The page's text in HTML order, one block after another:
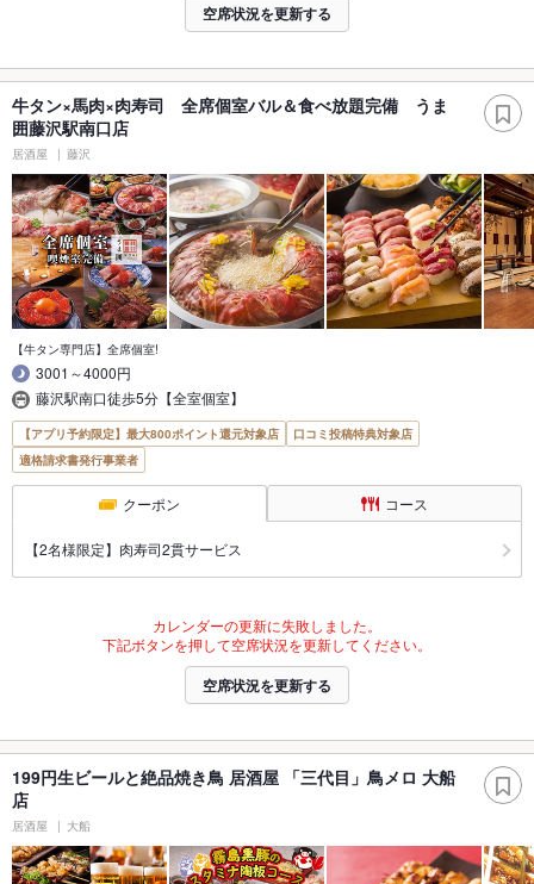
空席状況を更新する
牛タン×馬肉×肉寿司 全席個室バル＆食べ放題完備 うま
囲藤沢駅南口店
居酒屋 藤沢
【牛タン専門店】全席個室!
3001～4000円
藤沢駅南口徒歩5分【全室個室】
【アプリ予約限定】最大800ポイント還元対象店
口コミ投稿特典対象店
適格請求書発行事業者
クーポン コース
【2名様限定】肉寿司2貫サービス
カレンダーの更新に失敗しました。
下記ボタンを押して空席状況を更新してください。
空席状況を更新する
199円生ビールと絶品焼き鳥 居酒屋 「三代目」鳥メロ 大船
店
居酒屋 大船